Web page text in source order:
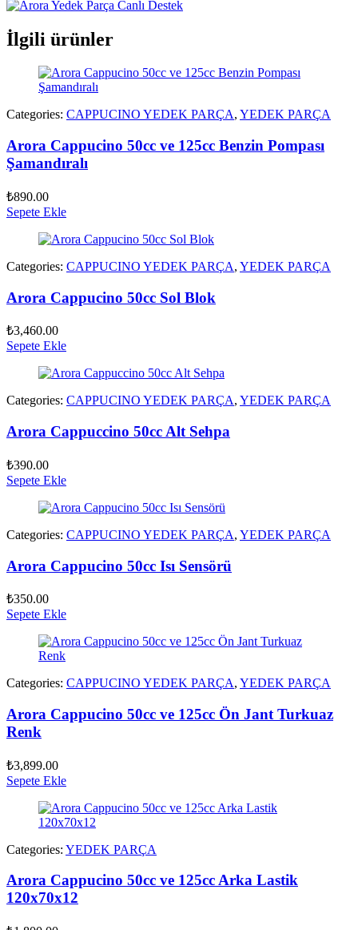
İlgili ürünler
Categories: CAPPUCINO YEDEK PARÇA, YEDEK PARÇA
Arora Cappucino 50cc ve 125cc Benzin Pompası
Şamandıralı
₺890.00
Sepete Ekle
Categories: CAPPUCINO YEDEK PARÇA, YEDEK PARÇA
Arora Cappucino 50cc Sol Blok
₺3,460.00
Sepete Ekle
Categories: CAPPUCINO YEDEK PARÇA, YEDEK PARÇA
Arora Cappuccino 50cc Alt Sehpa
₺390.00
Sepete Ekle
Categories: CAPPUCINO YEDEK PARÇA, YEDEK PARÇA
Arora Cappucino 50cc Isı Sensörü
₺350.00
Sepete Ekle
Categories: CAPPUCINO YEDEK PARÇA, YEDEK PARÇA
Arora Cappucino 50cc ve 125cc Ön Jant Turkuaz
Renk
₺3,899.00
Sepete Ekle
Categories: YEDEK PARÇA
Arora Cappucino 50cc ve 125cc Arka Lastik
120x70x12